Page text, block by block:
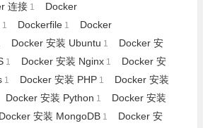
连接 1
Docker
1 Dockerfile 1
Docker
Docker 安装 Ubuntu 1
Docker 安
1 Docker 安装 Nginx 1
Docker 安
1 Docker 安装 PHP 1
Docker 安装
Docker 安装 Python 1
Docker 安装
Docker 安装 MongoDB 1
Docker 安